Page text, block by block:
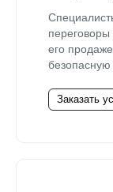
его
безопасную
Заказать